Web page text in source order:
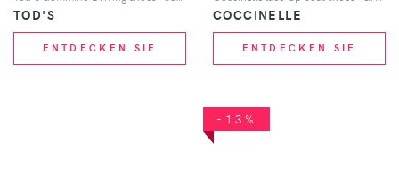
TOD'S
ENTDECKEN SIE
COCCINELLE
ENTDECKEN SIE
-13%